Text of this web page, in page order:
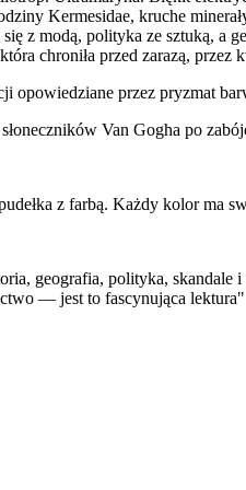
Kermesidae, kruche
z modą, polityka ze sztuką,
chroniła przed zarazą,
przez pryzmat
Van Gogha po
z farbą. Każdy kolor
geografia, polityka,
― jest to fascynująca lektura"